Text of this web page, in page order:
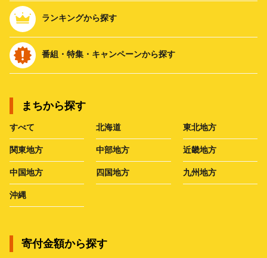
ランキングから探す
番組・特集・キャンペーンから探す
まちから探す
すべて 北海道 東北地方
関東地方 中部地方 近畿地方
中国地方 四国地方 九州地方
沖縄
寄付金額から探す